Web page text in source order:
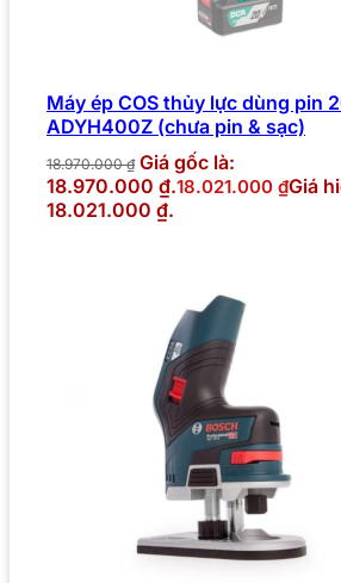
Máy ép COS thủy lực dùng pin
ADYH400Z (chưa pin & sạc)
18.970.000₫ Giá gốc là:
18.970.000 ₫.18.021.000 ₫Giá
18.021.000 ₫.